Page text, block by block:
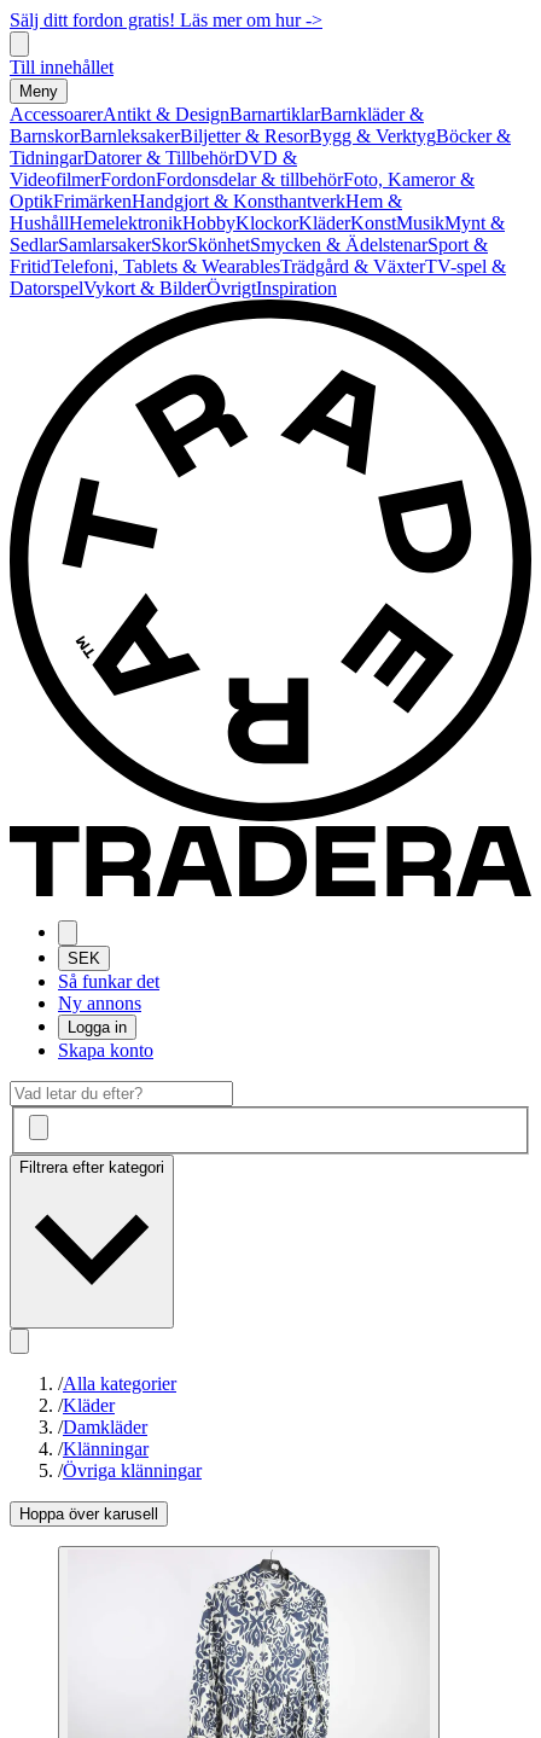
Sälj ditt fordon gratis! Läs mer om hur ->
Till innehållet
Meny
AccessoarerAntikt & DesignBarnartiklarBarnkläder &
BarnskorBarnleksakerBiljetter & ResorBygg & VerktygBöcker &
TidningarDatorer & TillbehörDVD &
VideofilmerFordonFordonsdelar & tillbehörFoto, Kameror &
OptikFrimärkenHandgjort & KonsthantverkHem &
HushållHemelektronikHobbyKlockorKläderKonstMusikMynt &
SedlarSamlarsakerSkorSkönhetSmycken & ÄdelstenarSport &
FritidTelefoni, Tablets & WearablesTrädgård & VäxterTV-spel &
DatorspelVykort & BilderÖvrigtInspiration
SEK
Så funkar det
Ny annons
Logga in
Skapa konto
Filtrera efter kategori
/Alla kategorier
/Kläder
/Damkläder
/Klänningar
/Övriga klänningar
Hoppa över karusell